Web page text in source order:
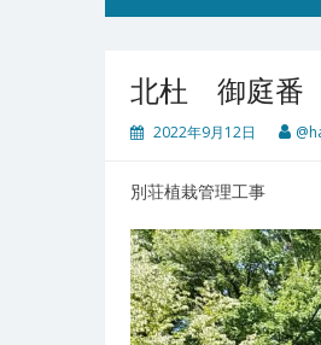
北杜 御庭番
2022年9月12日
別荘植栽管理工事